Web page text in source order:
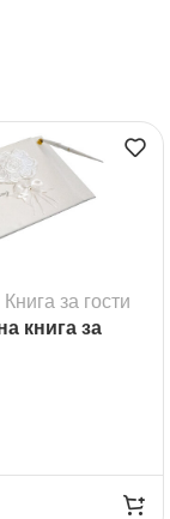
Книга за гости
книга за